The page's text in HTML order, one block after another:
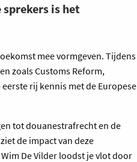
is het
mee vormgeven. Tijdens
zoals Customs Reform,
rij kennis met de Europese
tot douanestrafrecht en de
de impact van deze
De Vilder loodst je vlot door